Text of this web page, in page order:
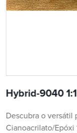
Hybrid-9040
Descubra o versátil
Cianoacrilato/Epóxi